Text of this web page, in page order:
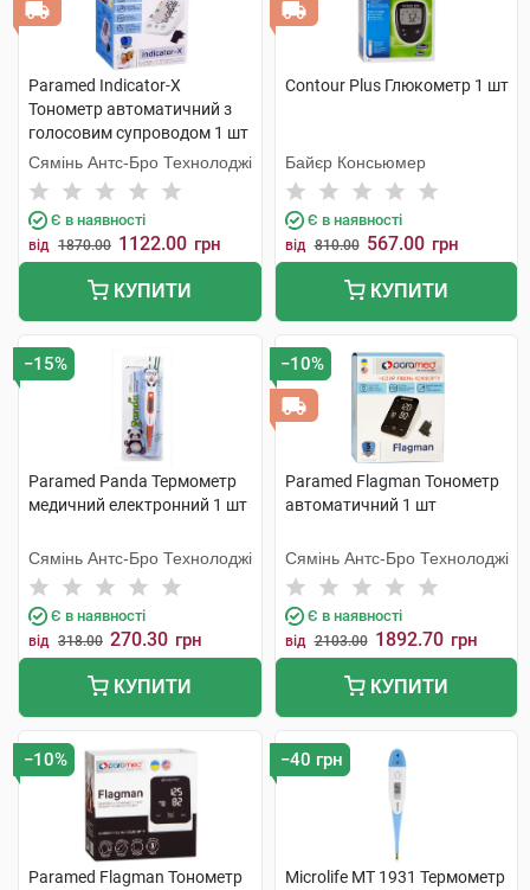
Paramed Indicator-X
Тонометр автоматичний з
голосовим супроводом 1 шт
Сямінь Антс-Бро Технолоджі
Є в наявності
від 1870.00 1122.00 грн
КУПИТИ
Contour Plus Глюкометр 1 шт
Байєр Консьюмер
Є в наявності
від 810.00 567.00 грн
КУПИТИ
−15%
Paramed Panda Термометр
медичний електронний 1 шт
Сямінь Антс-Бро Технолоджі
Є в наявності
від 318.00 270.30 грн
КУПИТИ
−10%
Paramed Flagman Тонометр
автоматичний 1 шт
Сямінь Антс-Бро Технолоджі
Є в наявності
від 2103.00 1892.70 грн
КУПИТИ
−10%
Paramed Flagman Тонометр
−40 грн
Microlife MT 1931 Термометр